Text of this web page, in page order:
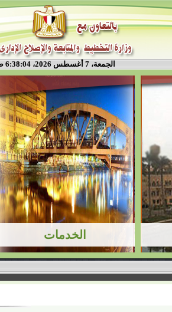
الجمعة، 7 أغسطس 2026، 6:38:04 ص